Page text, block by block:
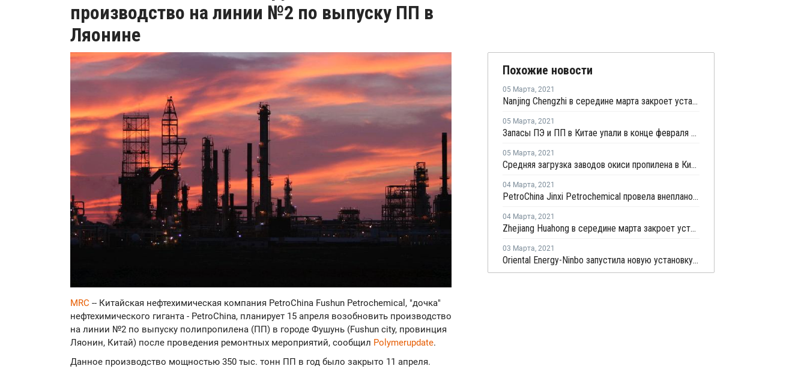
производство на линии №2 по выпуску ПП в
Ляонине
MRC -- Китайская нефтехимическая компания PetroChina Fushun Petrochemical, "дочка"
нефтехимического гиганта - PetroChina, планирует 15 апреля возобновить производство
на линии №2 по выпуску полипропилена (ПП) в городе Фушунь (Fushun city, провинция
Ляонин, Китай) после проведения ремонтных мероприятий, сообщил Polymerupdate.
Данное производство мощностью 350 тыс. тонн ПП в год было закрыто 11 апреля.
Похожие новости
05 Марта, 2021
Nanjing Chengzhi в середине марта закроет установку № 2 по выпуску олефинов в Нанкине
05 Марта, 2021
Запасы ПЭ и ПП в Китае упали в конце февраля на 8,4%
05 Марта, 2021
Средняя загрузка заводов окиси пропилена в Китае снизилась в конце февраля на 2,3%
04 Марта, 2021
PetroChina Jinxi Petrochemical провела внеплановую профилактику на заводе ПП в Ляонине
04 Марта, 2021
Zhejiang Huahong в середине марта закроет установку дегидрирования пропана в Китае на плановый ремонт
03 Марта, 2021
Oriental Energy-Ninbo запустила новую установку дегидрирования пропана в Нинбо